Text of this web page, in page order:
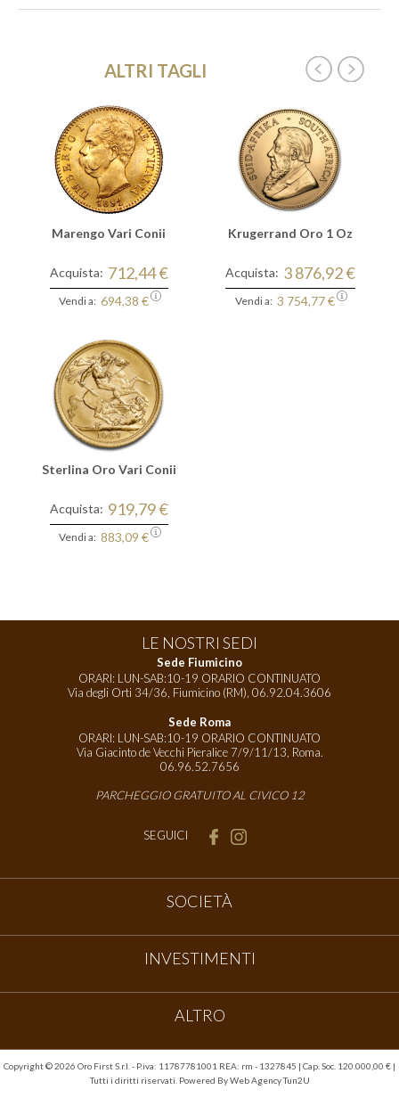
ALTRI TAGLI
Marengo Vari Conii
Acquista: 712,44 €
Vendi a: 694,38 €
Krugerrand Oro 1 Oz
Acquista: 3 876,92 €
Vendi a: 3 754,77 €
Sterlina Oro Vari Conii
Acquista: 919,79 €
Vendi a: 883,09 €
LE NOSTRI SEDI
Sede Fiumicino
ORARI: LUN-SAB:10-19 ORARIO CONTINUATO
Via degli Orti 34/36, Fiumicino (RM), 06.92.04.3606
Sede Roma
ORARI: LUN-SAB:10-19 ORARIO CONTINUATO
Via Giacinto de Vecchi Pieralice 7/9/11/13, Roma.
06.96.52.7656
PARCHEGGIO GRATUITO AL CIVICO 12
SEGUICI
SOCIETÀ
INVESTIMENTI
ALTRO
Copyright ©2026 Oro First S.r.l. - P.iva: 11787781001 REA: rm - 1327845 | Cap. Soc. 120.000,00 € |
Tutti i diritti riservati. Powered ByWeb Agency Tun2U